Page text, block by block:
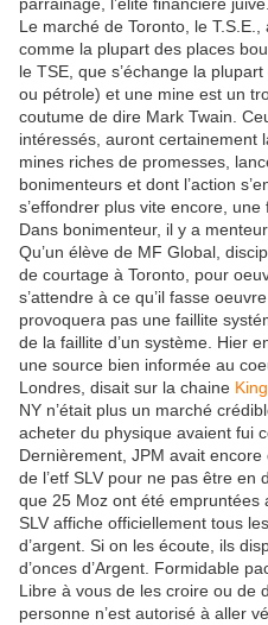
parrainage, l’élite financière juive.
Le marché de Toronto, le
comme la plupart des places
le TSE, que s’échange la
ou pétrole) et une mine est un
coutume de dire Mark Twain.
intéressés, auront certainement
mines riches de promesses,
bonimenteurs et dont l’action
s’effondrer plus vite encore,
Dans bonimenteur, il y a
Qu’un élève de MF Global,
de courtage à Toronto, pour
s’attendre à ce qu’il fasse
provoquera pas une faillite
de la faillite d’un système. Hier
une source bien informée au
Londres, disait sur la chaine
NY n’était plus un marché
acheter du physique avaient fui
Dernièrement, JPM avait
de l’etf SLV pour ne pas être en
que 25 Moz ont été empruntées
SLV affiche officiellement tous
d’argent. Si on les écoute, ils
d’onces d’Argent. Formidable
Libre à vous de les croire ou de
personne n’est autorisé à aller